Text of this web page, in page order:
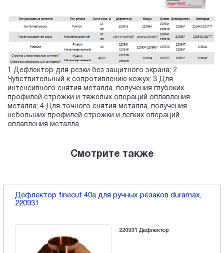
1 Дефлектор для резки без защитного экрана; 2
Чувствительный к сопротивлению кожух; 3 Для
интенсивного снятия металла, получения глубоких
профилей строжки и тяжелых операций оплавления
металла; 4 Для точного снятия металла, получения
небольших профилей строжки и легких операций
оплавления металла.
Смотрите также
Дефлектор finecut 40a для ручных резаков duramax,
220931
220931 Дефлектор